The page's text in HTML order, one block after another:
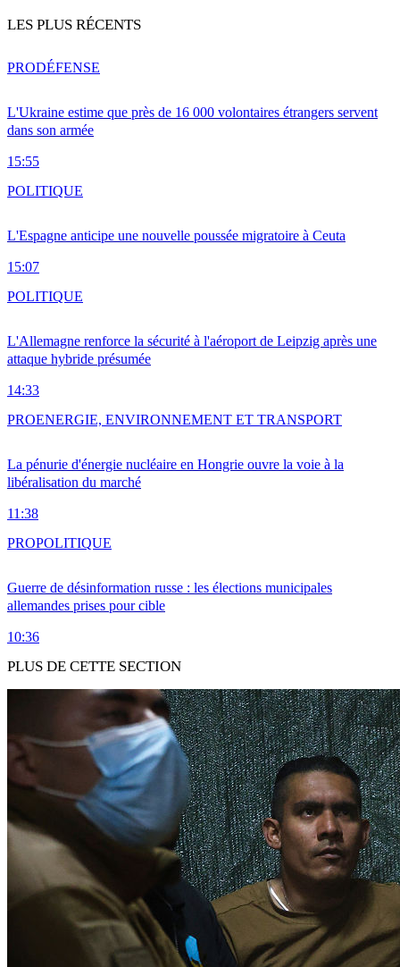
LES PLUS RÉCENTS
L'Ukraine estime que près de 16 000 volontaires étrangers servent
dans son armée
15:55
PRODÉFENSE
L'Espagne anticipe une nouvelle poussée migratoire à Ceuta
15:07
POLITIQUE
L'Allemagne renforce la sécurité à l'aéroport de Leipzig après une
attaque hybride présumée
14:33
POLITIQUE
La pénurie d'énergie nucléaire en Hongrie ouvre la voie à la
libéralisation du marché
11:38
PROENERGIE, ENVIRONNEMENT ET TRANSPORT
Guerre de désinformation russe : les élections municipales
allemandes prises pour cible
10:36
PROPOLITIQUE
PLUS DE CETTE SECTION